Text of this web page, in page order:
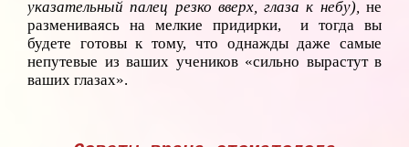
указательный палец резко вверх, глаза к небу), не
размениваясь на мелкие придирки, и тогда вы
будете готовы к тому, что однажды даже самые
непутевые из ваших учеников «сильно вырастут в
ваших глазах».